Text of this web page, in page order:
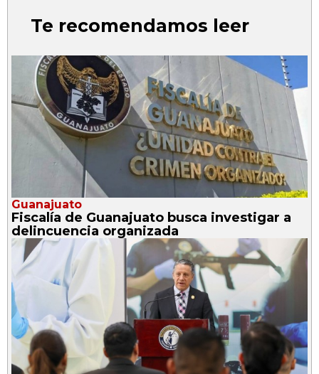
Te recomendamos leer
Guanajuato
Fiscalía de Guanajuato busca investigar a
delincuencia organizada